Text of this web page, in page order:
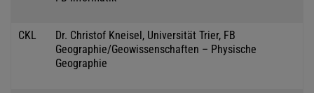
CKL
Dr. Christof Kneisel, Universität Trier, FB
Geographie/Geowissenschaften – Physische
Geographie